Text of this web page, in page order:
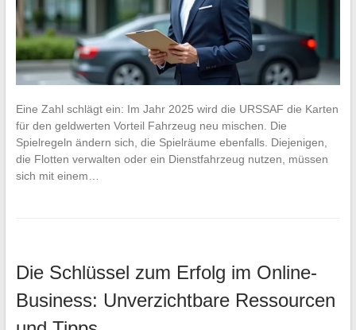
Eine Zahl schlägt ein: Im Jahr 2025 wird die URSSAF die Karten
für den geldwerten Vorteil Fahrzeug neu mischen. Die
Spielregeln ändern sich, die Spielräume ebenfalls. Diejenigen,
die Flotten verwalten oder ein Dienstfahrzeug nutzen, müssen
sich mit einem…
Die Schlüssel zum Erfolg im Online-
Business: Unverzichtbare Ressourcen